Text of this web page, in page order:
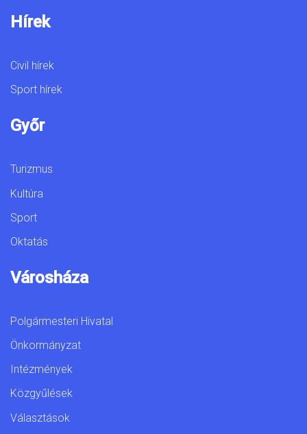
Hírek
Civil hírek
Sport hírek
Győr
Turizmus
Kultúra
Sport
Oktatás
Városháza
Polgármesteri Hivatal
Önkormányzat
Intézmények
Közgyűlések
Választások